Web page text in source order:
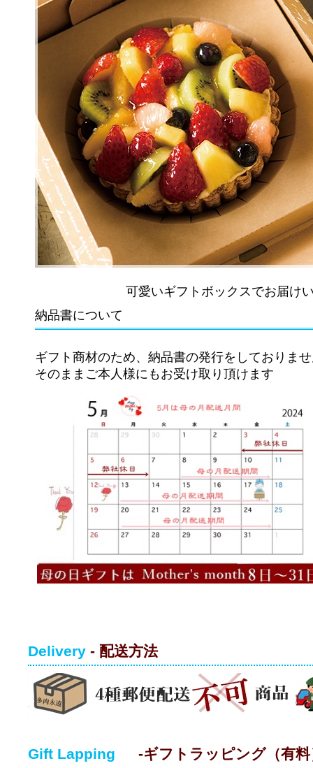
可愛いギフトボックスでお届け
納品書について
ギフト商材のため、納品書の発行をしておりま
そのままご本人様にもお受け取り頂けます
Delivery - 配送方法
Gift Lapping -ギフトラッピング（有料